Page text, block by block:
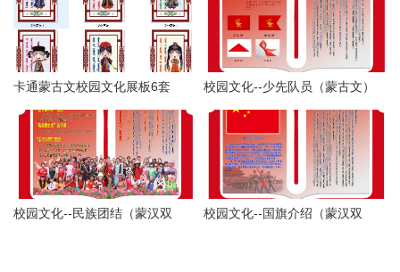
卡通蒙古文校园文化展板6套 校园文化--少先队员（蒙古文）
校园文化--民族团结（蒙汉双
校园文化--国旗介绍（蒙汉双